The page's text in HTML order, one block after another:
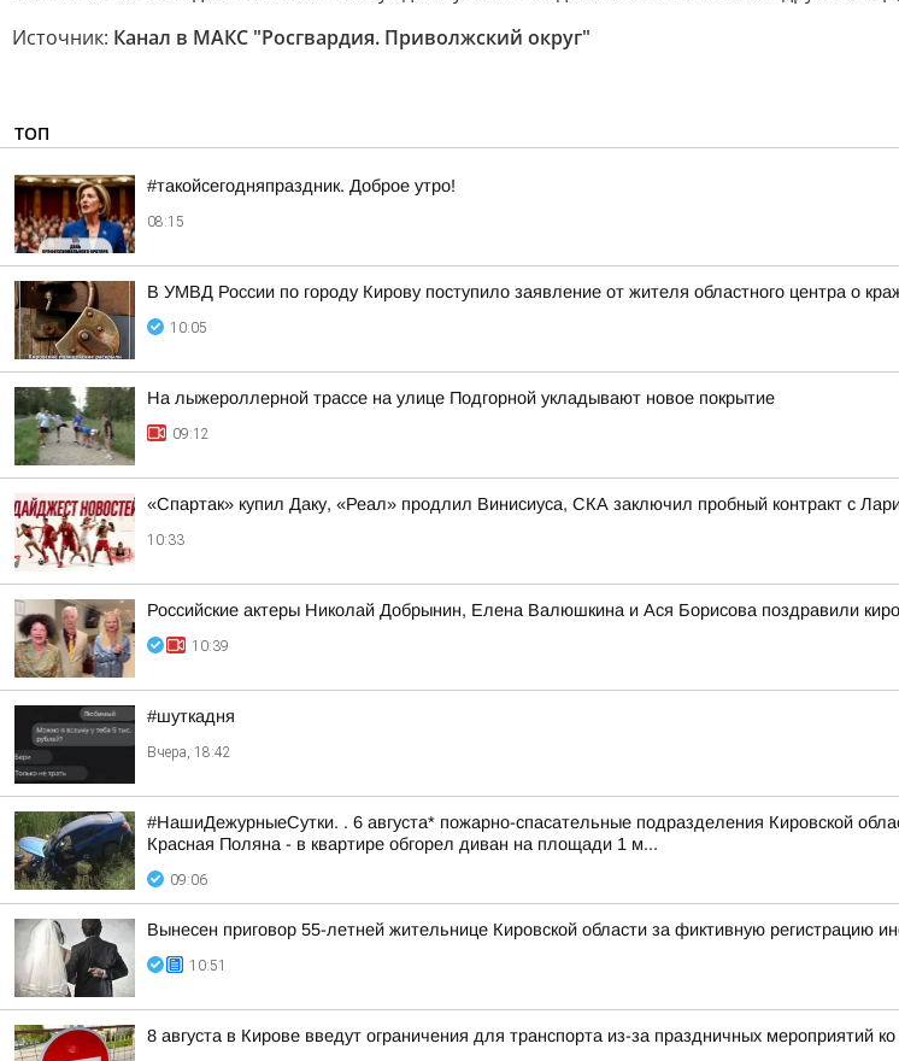
Источник: Канал в МАКС "Росгвардия. Приволжский округ"
ТОП
#такойсегодняпраздник. Доброе утро!
08:15
В УМВД России по городу Кирову поступило заявление от жителя областного центра о
10:05
На лыжероллерной трассе на улице Подгорной укладывают новое покрытие
09:12
«Спартак» купил Даку, «Реал» продлил Винисиуса, СКА заключил пробный контракт с
10:33
Российские актеры Николай Добрынин, Елена Валюшкина и Ася Борисова поздравили
10:39
#шуткадня
Вчера, 18:42
#НашиДежурныеСутки. . 6 августа* пожарно-спасательные подразделения Кировской
Красная Поляна - в квартире обгорел диван на площади 1 м...
09:06
Вынесен приговор 55-летней жительнице Кировской области за фиктивную регистрацию
10:51
8 августа в Кирове введут ограничения для транспорта из-за праздничных мероприятий